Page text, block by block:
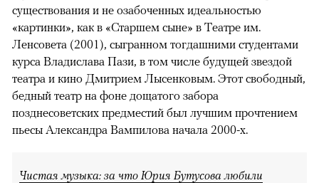
существования и не озабоченных идеальностью
«картинки», как в «Старшем сыне» в Театре им.
Ленсовета (2001), сыгранном тогдашними студентами
курса Владислава Пази, в том числе будущей звездой
театра и кино Дмитрием Лысенковым. Этот свободный,
бедный театр на фоне дощатого забора
позднесоветских предместий был лучшим прочтением
пьесы Александра Вампилова начала 2000-х.
Чистая музыка: за что Юрия Бутусова любили